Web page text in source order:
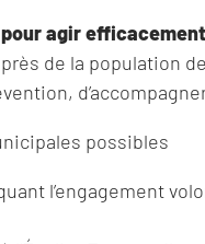
agir
de la population
possibles
l’engagement